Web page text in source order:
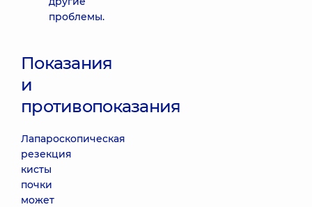
проблемы.
Показания
и
противопоказания
Лапароскопическая
резекция
кисты
почки
может